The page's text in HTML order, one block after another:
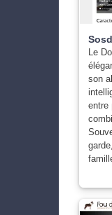
Le
son
entre